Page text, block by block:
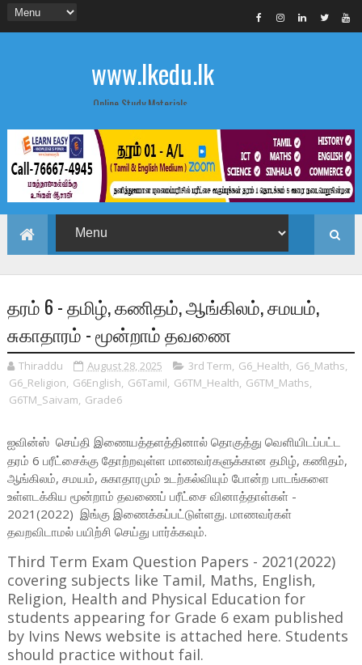
www.lkedu.lk
Online Study Materials
தரம் 6 - தமிழ், கணிதம், ஆங்கிலம், சமயம்,
சுகாதாரம் - மூன்றாம் தவணை
Thiraddu August 28, 2025 3rd Term, G6_Health, G6_Maths,
G6_Religion, G6English, G6Tamil, G6TM_Health, G6TM_Maths,
G6TM_Saivam, Grade6
ஐவின்ஸ் செய்தி இணையத்தளத்தினால்தொகுத்து வெளியிடப்பட்ட
தரம் 6 பரீட்சைக்கு தோற்றவுள்ள மாணவர்களுக்கான தமிழ், கணிதம்,
ஆங்கிலம், சமயம், சுகாதாரமும் உடற்கல்வியும் போன்ற பாடங்களை
உள்ளடக்கிய மூன்றாம் தவணைப் பரீட்சை வினாத்தாள்கள் -
2021(2022) இங்கு இணைக்கப்பட்டுள்ளது. மாணவர்கள்
தவறவிடாமல் பயிற்சி செய்து பார்க்கவும்.
Third Term Exam Question Papers - 2021(2022)
covering subjects like Tamil, Maths, English,
Religion, Health and Physical Education for
students appearing for Grade 6 exam published
by Ivins News website is attached here. Students
should practice without fail.